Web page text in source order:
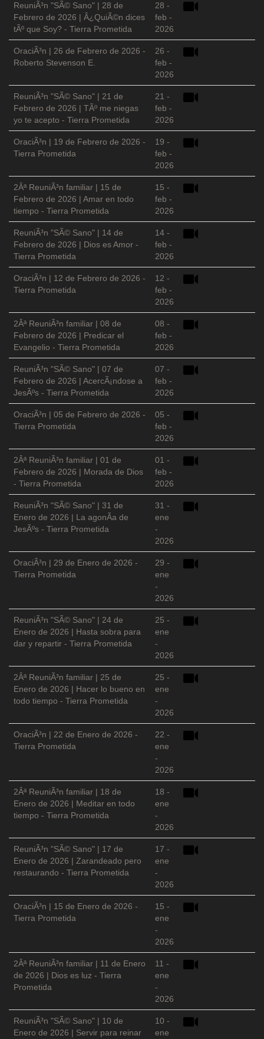
ReuniÃ³n "SÃ© Sano" | 28 de
Febrero de 2026 | Â¿QuiÃ©n dices
tÃº que Soy? - Tierra Prometida
28 -
feb -
2026
OraciÃ³n | 26 de Febrero de 2026 -
Roberto Stevenson E.
26 -
feb -
2026
ReuniÃ³n "SÃ© Sano" | 21 de
Febrero de 2026 | TÃº me niegas
yo te acepto - Tierra Prometida
21 -
feb -
2026
OraciÃ³n | 19 de Febrero de 2026 -
Tierra Prometida
19 -
feb -
2026
2Âª ReuniÃ³n familiar | 15 de
Febrero de 2026 | Amar en todo
tiempo - Tierra Prometida
15 -
feb -
2026
ReuniÃ³n "SÃ© Sano" | 14 de
Febrero de 2026 | Dios es Amor -
Tierra Prometida
14 -
feb -
2026
OraciÃ³n | 12 de Febrero de 2026 -
Tierra Prometida
12 -
feb -
2026
2Âª ReuniÃ³n familiar | 08 de
Febrero de 2026 | Predicar el
Evangelio - Tierra Prometida
08 -
feb -
2026
ReuniÃ³n "SÃ© Sano" | 07 de
Febrero de 2026 | AcercÃ¡ndose a
JesÃºs - Tierra Prometida
07 -
feb -
2026
OraciÃ³n | 05 de Febrero de 2026 -
Tierra Prometida
05 -
feb -
2026
2Âª ReuniÃ³n familiar | 01 de
Febrero de 2026 | Morada de Dios
- Tierra Prometida
01 -
feb -
2026
ReuniÃ³n "SÃ© Sano" | 31 de
Enero de 2026 | La agonÃ­a de
JesÃºs - Tierra Prometida
31 -
ene
-
2026
OraciÃ³n | 29 de Enero de 2026 -
Tierra Prometida
29 -
ene
-
2026
ReuniÃ³n "SÃ© Sano" | 24 de
Enero de 2026 | Hasta sobra para
dar y repartir - Tierra Prometida
25 -
ene
-
2026
2Âª ReuniÃ³n familiar | 25 de
Enero de 2026 | Hacer lo bueno en
todo tiempo - Tierra Prometida
25 -
ene
-
2026
OraciÃ³n | 22 de Enero de 2026 -
Tierra Prometida
22 -
ene
-
2026
2Âª ReuniÃ³n familiar | 18 de
Enero de 2026 | Meditar en todo
tiempo - Tierra Prometida
18 -
ene
-
2026
ReuniÃ³n "SÃ© Sano" | 17 de
Enero de 2026 | Zarandeado pero
restaurando - Tierra Prometida
17 -
ene
-
2026
OraciÃ³n | 15 de Enero de 2026 -
Tierra Prometida
15 -
ene
-
2026
2Âª ReuniÃ³n familiar | 11 de Enero
de 2026 | Dios es luz - Tierra
Prometida
11 -
ene
-
2026
ReuniÃ³n "SÃ© Sano" | 10 de
Enero de 2026 | Servir para reinar
10 -
ene